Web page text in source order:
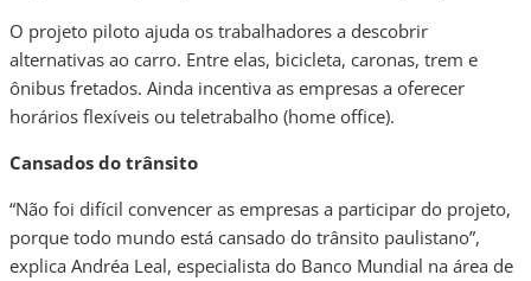
O projeto piloto ajuda os trabalhadores a descobrir
alternativas ao carro. Entre elas, bicicleta, caronas, trem e
ônibus fretados. Ainda incentiva as empresas a oferecer
horários flexíveis ou teletrabalho (home office).
Cansados do trânsito
“Não foi difícil convencer as empresas a participar do projeto,
porque todo mundo está cansado do trânsito paulistano”,
explica Andréa Leal, especialista do Banco Mundial na área de